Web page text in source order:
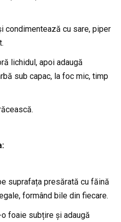
condimentează cu sare, piper
lichidul, apoi adaugă
sub capac, la foc mic, timp
suprafața presărată cu făină
formând bile din fiecare.
foaie subțire și adaugă